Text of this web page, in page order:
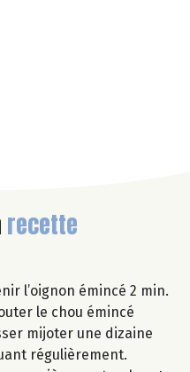
recette
l’oignon émincé 2 min.
le chou émincé
mijoter une dizaine
régulièrement.